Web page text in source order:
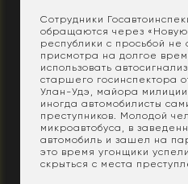
Сотрудники
обращаются через
республики с просьбой не
присмотра на долгое
использовать
старшего госинспектора
Улан-Удэ, майора
иногда автомобилисты
преступников. Молодой
микроавтобуса, в
автомобиль и зашел на
это время угонщики
скрыться с места